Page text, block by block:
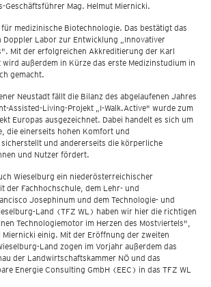
Geschäftsführer Mag. Helmut Miernicki.
medizinische Biotechnologie. Das bestätigt das
Doppler Labor zur Entwicklung „Innovativer
Mit der erfolgreichen Akkreditierung der Karl
außerdem in Kürze das erste Medizinstudium in
gemacht.
Neustadt fällt die Bilanz des abgelaufenen Jahres
Assisted-Living-Projekt „I-Walk.Active" wurde zum
Europas ausgezeichnet. Dabei handelt es sich um
die einerseits hohen Komfort und
und andererseits die körperliche
und Nutzer fördert.
Wieselburg ein niederösterreichischer
der Fachhochschule, dem Lehr- und
Josephinum und dem Technologie- und
Land (TFZ WL) haben wir hier die richtigen
Technologiemotor im Herzen des Mostviertels",
einig. Mit der Eröffnung der zweiten
Land zogen im Vorjahr außerdem das
der Landwirtschaftskammer NÖ und das
Energie Consulting GmbH (EEC) in das TFZ WL